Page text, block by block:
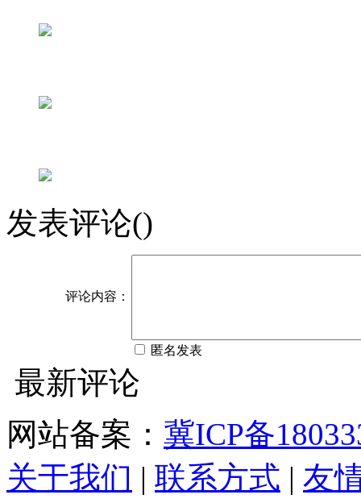
发表评论()
评论内容：
匿名发表
最新评论
网站备案： 冀ICP备
关于我们 | 联系方式 | 友